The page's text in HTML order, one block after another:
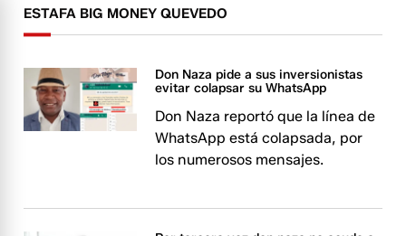
ESTAFA BIG MONEY QUEVEDO
Don Naza pide a sus inversionistas
evitar colapsar su WhatsApp
Don Naza reportó que la línea de
WhatsApp está colapsada, por
los numerosos mensajes.